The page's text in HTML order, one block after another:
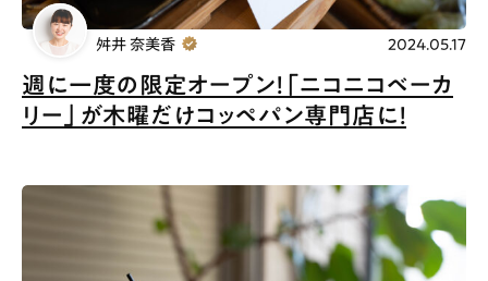
週に一度の限定オープン！「ニコニコベーカ
リー」が木曜だけコッペパン専門店に！
舛井 奈美香 2024.05.17